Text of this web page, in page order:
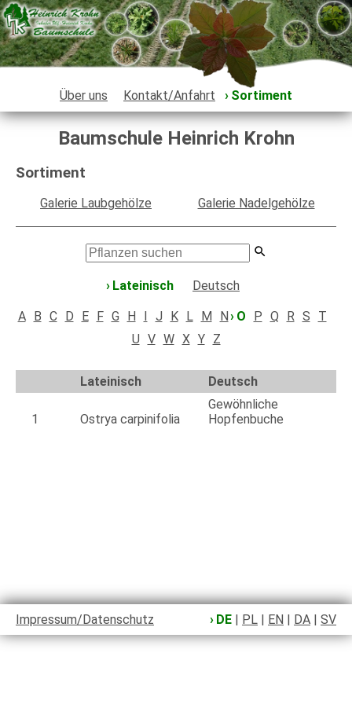
Über uns Kontakt/Anfahrt Sortiment
Baumschule Heinrich Krohn
Sortiment
Galerie Laubgehölze Galerie Nadelgehölze
Lateinisch Deutsch
A B C D E F G H J K L M N O P Q R S
T
U V W X Y Z
Lateinisch Deutsch
1 Ostrya carpinifolia
Gewöhnliche
Hopfenbuche
Impressum/Datenschutz DE PL EN DA SV